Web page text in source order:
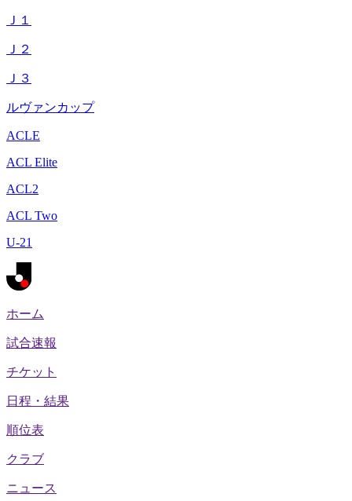
Ｊ１
Ｊ２
Ｊ３
ルヴァンカップ
ACLE
ACL Elite
ACL2
ACL Two
U-21
ホーム
試合速報
チケット
日程・結果
順位表
クラブ
ニュース